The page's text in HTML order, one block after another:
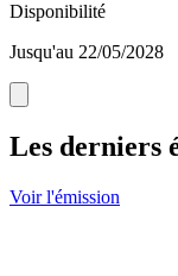
Disponibilité
Jusqu'au 22/05/2028
Les derniers
Voir l'émission